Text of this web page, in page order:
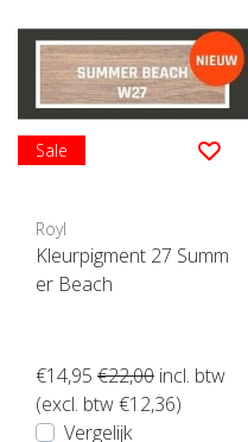
Sale
Royl
Kleurpigment 27 Summ
er Beach
€14,95 €22,00 incl. btw
(excl. btw €12,36)
Vergelijk